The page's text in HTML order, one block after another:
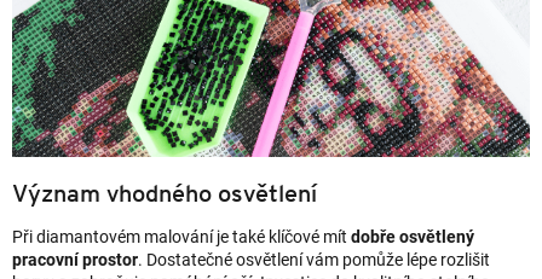
Význam vhodného osvětlení
Při diamantovém malování je také klíčové mít dobře osvětlený
pracovní prostor. Dostatečné osvětlení vám pomůže lépe rozlišit